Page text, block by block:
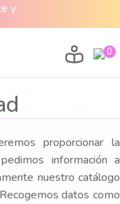
TOP
0
proporcionar la
información a
nuestro catálogo
datos como